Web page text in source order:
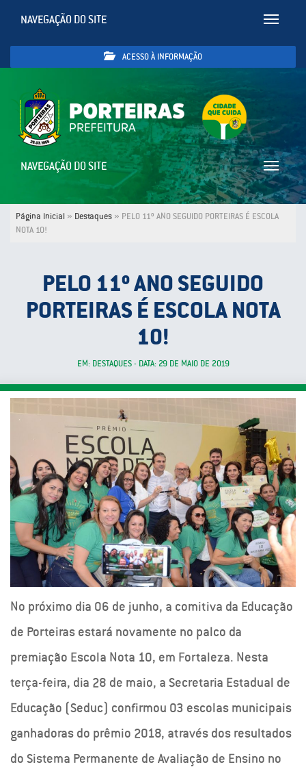
Toggle
NAVEGAÇÃO DO SITE
ACESSO À INFORMAÇÃO
Toggle
NAVEGAÇÃO DO SITE
Página Inicial » Destaques » PELO 11º ANO SEGUIDO PORTEIRAS É ESCOLA
NOTA 10!
PELO 11º ANO SEGUIDO
PORTEIRAS É ESCOLA NOTA
10!
EM: DESTAQUES - DATA: 29 DE MAIO DE 2019
No próximo dia 06 de junho, a comitiva da Educação
de Porteiras estará novamente no palco da
premiação Escola Nota 10, em Fortaleza. Nesta
terça-feira, dia 28 de maio, a Secretaria Estadual de
Educação (Seduc) confirmou 03 escolas municipais
ganhadoras do prêmio 2018, através dos resultados
do Sistema Permanente de Avaliação de Ensino no